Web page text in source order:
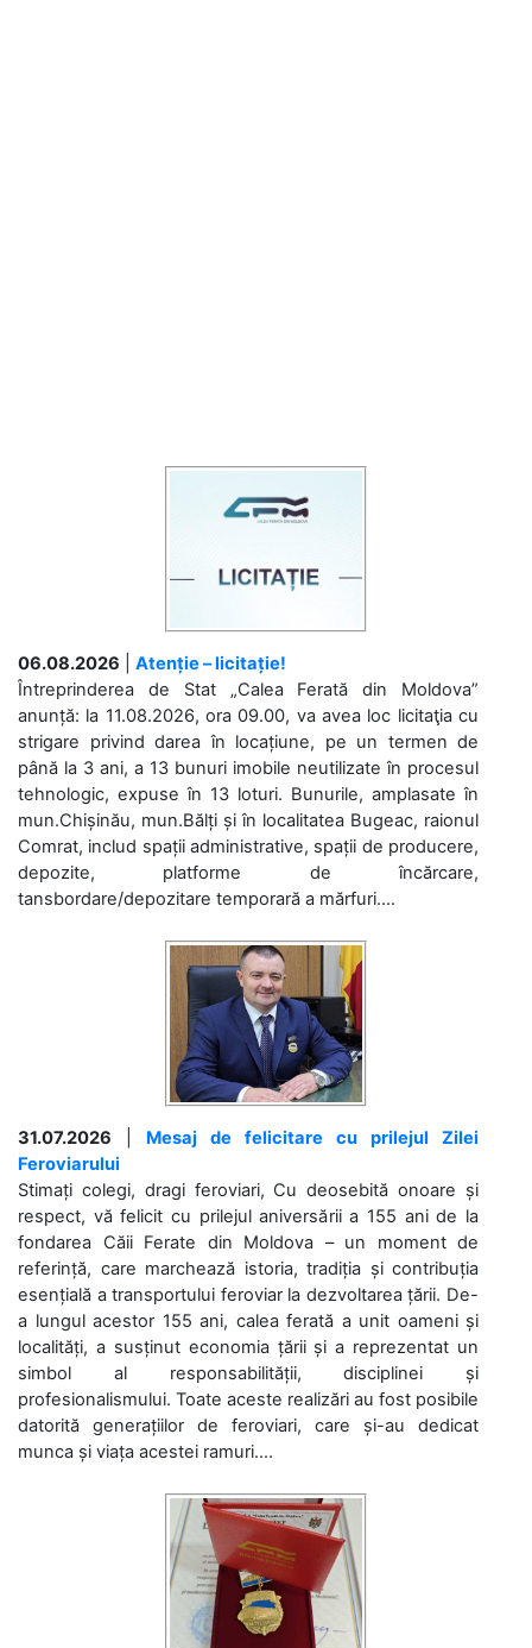
06.08.2026
Atenție – licitație!
Întreprinderea de Stat „Calea Ferată din Moldova”
anunță: la 11.08.2026, ora 09.00, va avea loc licitaţia cu
strigare privind darea în locațiune, pe un termen de
până la 3 ani, a 13 bunuri imobile neutilizate în procesul
tehnologic, expuse în 13 loturi. Bunurile, amplasate în
mun.Chișinău, mun.Bălți și în localitatea Bugeac, raionul
Comrat, includ spații administrative, spații de producere,
depozite, platforme de încărcare,
tansbordare/depozitare temporară a mărfuri....
31.07.2026
Mesaj de felicitare cu prilejul Zilei
Feroviarului
Stimați colegi, dragi feroviari, Cu deosebită onoare și
respect, vă felicit cu prilejul aniversării a 155 ani de la
fondarea Căii Ferate din Moldova – un moment de
referință, care marchează istoria, tradiția și contribuția
esențială a transportului feroviar la dezvoltarea țării. De-
a lungul acestor 155 ani, calea ferată a unit oameni și
localități, a susținut economia țării și a reprezentat un
simbol al responsabilității, disciplinei și
profesionalismului. Toate aceste realizări au fost posibile
datorită generațiilor de feroviari, care și-au dedicat
munca și viața acestei ramuri....